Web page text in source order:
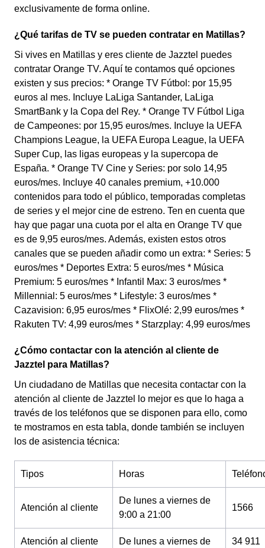
exclusivamente de forma online.
¿Qué tarifas de TV se pueden contratar en Matillas?
Si vives en Matillas y eres cliente de Jazztel puedes
contratar Orange TV. Aquí te contamos qué opciones
existen y sus precios: * Orange TV Fútbol: por 15,95
euros al mes. Incluye LaLiga Santander, LaLiga
SmartBank y la Copa del Rey. * Orange TV Fútbol Liga
de Campeones: por 15,95 euros/mes. Incluye la UEFA
Champions League, la UEFA Europa League, la UEFA
Super Cup, las ligas europeas y la supercopa de
España. * Orange TV Cine y Series: por solo 14,95
euros/mes. Incluye 40 canales premium, +10.000
contenidos para todo el público, temporadas completas
de series y el mejor cine de estreno. Ten en cuenta que
hay que pagar una cuota por el alta en Orange TV que
es de 9,95 euros/mes. Además, existen estos otros
canales que se pueden añadir como un extra: * Series: 5
euros/mes * Deportes Extra: 5 euros/mes * Música
Premium: 5 euros/mes * Infantil Max: 3 euros/mes *
Millennial: 5 euros/mes * Lifestyle: 3 euros/mes *
Cazavision: 6,95 euros/mes * FlixOlé: 2,99 euros/mes *
Rakuten TV: 4,99 euros/mes * Starzplay: 4,99 euros/mes
¿Cómo contactar con la atención al cliente de
Jazztel para Matillas?
Un ciudadano de Matillas que necesita contactar con la
atención al cliente de Jazztel lo mejor es que lo haga a
través de los teléfonos que se disponen para ello, como
te mostramos en esta tabla, donde también se incluyen
los de asistencia técnica:
Tipos Horas
Atención al cliente
De lunes a viernes de
9:00 a 21:00
1566
Atención al cliente De lunes a viernes de 34 911